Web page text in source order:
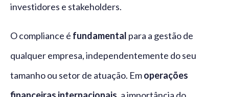
investidores e stakeholders.
O compliance é fundamental para a gestão de
qualquer empresa, independentemente do seu
tamanho ou setor de atuação. Emoperações
financeiras internacionais, a importância do